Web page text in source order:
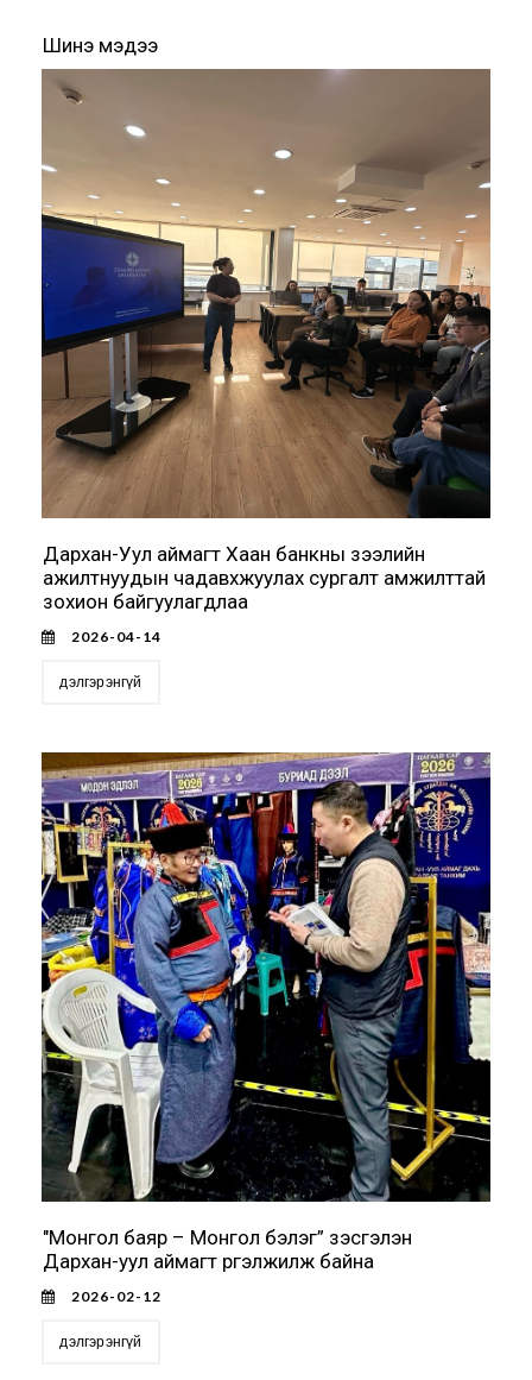
Шинэ мэдээ
Дархан-Уул аймагт Хаан банкны зээлийн
ажилтнуудын чадавхжуулах сургалт амжилттай
зохион байгуулагдлаа
2026-04-14
дэлгэрэнгүй
"Монгол баяр – Монгол бэлэг” үзэсгэлэн
Дархан-уул аймагт үргэлжилж байна
2026-02-12
дэлгэрэнгүй